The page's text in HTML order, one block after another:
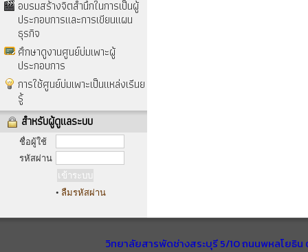
อบรมสร้างจิตสำนึกในการเป็นผู้
ประกอบการและการเขียนแผน
ธุรกิจ
ศึกษาดูงานศูนย์บ่มเพาะผู้
ประกอบการ
การใช้ศูนย์บ่มเพาะเป็นแหล่งเรีนย
รู้
สำหรับผู้ดูแลระบบ
ชื่อผู้ใช้
รหัสผ่าน
• ลืมรหัสผ่าน
วิทยาลัยสารพัดช่างสระบุรี 5/10 ถนนพหลโยธิ